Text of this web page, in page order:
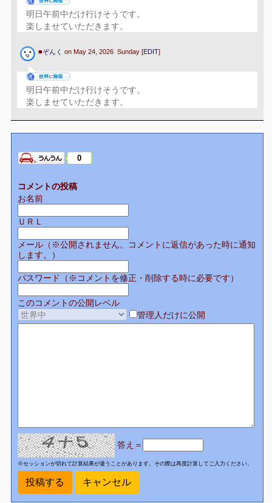
明日午前中だけ行けそうです。
楽しませていただきます。
■ぞんく on May 24, 2026 Sunday [EDIT]
明日午前中だけ行けそうです。
楽しませていただきます。
0
コメントの投稿
お名前
ＵＲＬ
メール（※公開されません。コメントに返信があった時に通知
します。）
パスワード（※コメントを修正・削除する時に必要です）
このコメントの公開レベル
管理人だけに公開
答え＝
※セッションが切れて計算結果が違うことがあります。その際は再度計算してご入力ください。